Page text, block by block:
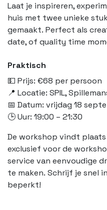
Laat je inspireren,
huis met twee unieke
gemaakt. Perfect als
date, of quality time
Praktisch
💵 Prijs: €68 per persoon
📍 Locatie: SPIL,
📅 Datum: vrijdag 18
🕒 Uur: 19:00 – 21:30
De workshop vindt
exclusief voor de
service van eenvoudige
te maken. Schrijf je snel
beperkt!